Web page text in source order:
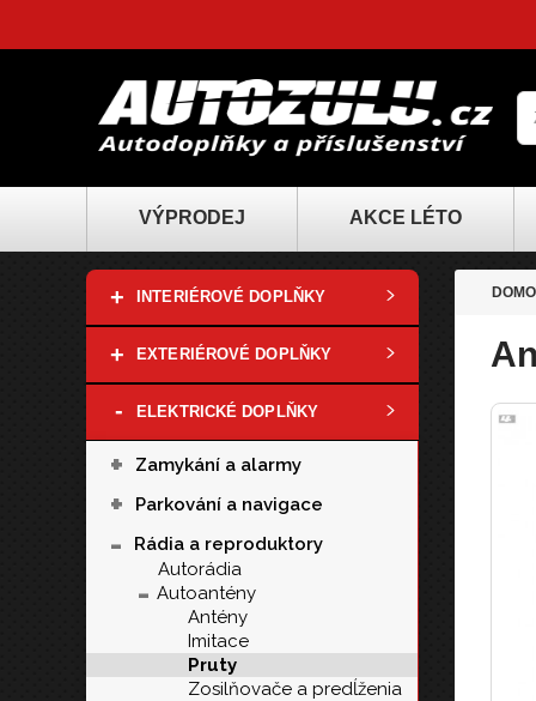
VÝPRODEJ AKCE LÉTO
+ INTERIÉROVÉ DOPLŇKY
+ EXTERIÉROVÉ DOPLŇKY
- ELEKTRICKÉ DOPLŇKY
+ Zamykání a alarmy
+ Parkování a navigace
-
Rádia a reproduktory
Autorádia
- Autoantény
Antény
Imitace
Pruty
Zosilňovače a predĺženia